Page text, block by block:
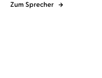
Zum Sprecher